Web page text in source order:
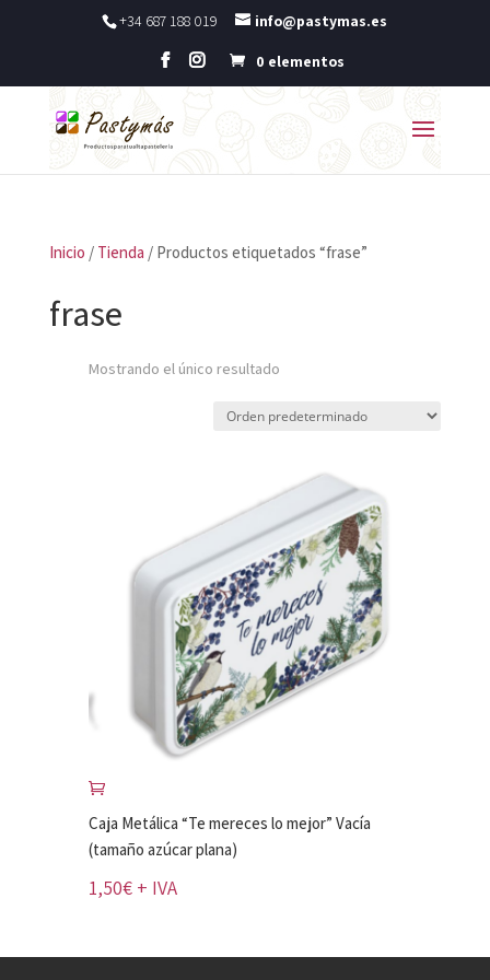
+34 687 188 019 info@pastymas.es
0 elementos
Inicio / Tienda / Productos etiquetados “frase”
frase
Mostrando el único resultado
Caja Metálica “Te mereces lo mejor” Vacía
(tamaño azúcar plana)
1,50€ + IVA